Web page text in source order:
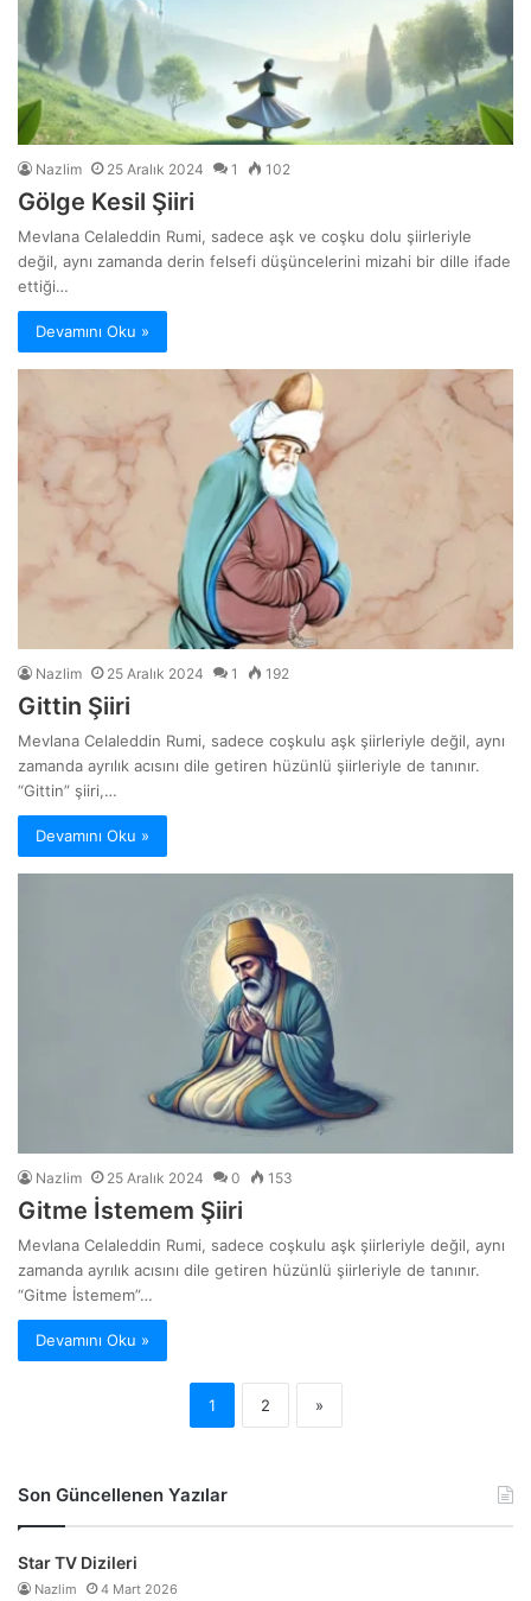
Nazlim 25 Aralık 2024 1 102
Gölge Kesil Şiiri
Mevlana Celaleddin Rumi, sadece aşk ve coşku dolu şiirleriyle
değil, aynı zamanda derin felsefi düşüncelerini mizahi bir dille ifade
ettiği…
Devamını Oku »
Nazlim 25 Aralık 2024 1 192
Gittin Şiiri
Mevlana Celaleddin Rumi, sadece coşkulu aşk şiirleriyle değil, aynı
zamanda ayrılık acısını dile getiren hüzünlü şiirleriyle de tanınır.
“Gittin” şiiri,…
Devamını Oku »
Nazlim 25 Aralık 2024 0 153
Gitme İstemem Şiiri
Mevlana Celaleddin Rumi, sadece coşkulu aşk şiirleriyle değil, aynı
zamanda ayrılık acısını dile getiren hüzünlü şiirleriyle de tanınır.
“Gitme İstemem”…
Devamını Oku »
1 2 »
Son Güncellenen Yazılar
Star TV Dizileri
Nazlim 4 Mart 2026